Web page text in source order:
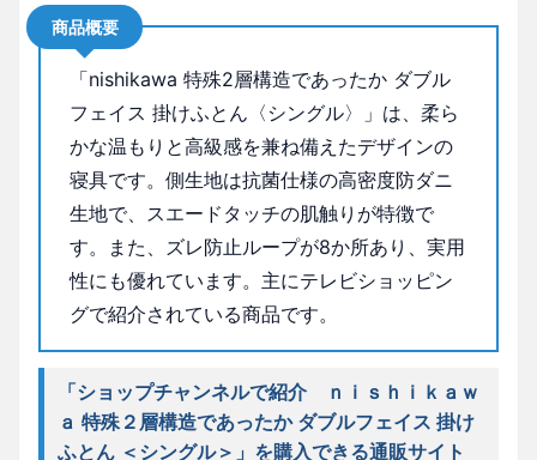
商品概要
「nishikawa 特殊2層構造であったか ダブル
フェイス 掛けふとん〈シングル〉」は、柔ら
かな温もりと高級感を兼ね備えたデザインの
寝具です。側生地は抗菌仕様の高密度防ダニ
生地で、スエードタッチの肌触りが特徴で
す。また、ズレ防止ループが8か所あり、実用
性にも優れています。主にテレビショッピン
グで紹介されている商品です。
「ショップチャンネルで紹介 ｎｉｓｈｉｋａｗ
ａ 特殊２層構造であったか ダブルフェイス 掛け
ふとん ＜シングル＞」を購入できる通販サイト